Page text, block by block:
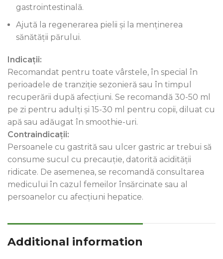
gastrointestinală.
Ajută la regenerarea pielii și la menținerea
sănătății părului.
Indicații:
Recomandat pentru toate vârstele, în special în
perioadele de tranziție sezonieră sau în timpul
recuperării după afecțiuni. Se recomandă 30-50 ml
pe zi pentru adulți și 15-30 ml pentru copii, diluat cu
apă sau adăugat în smoothie-uri.
Contraindicații:
Persoanele cu gastrită sau ulcer gastric ar trebui să
consume sucul cu precauție, datorită acidității
ridicate. De asemenea, se recomandă consultarea
medicului în cazul femeilor însărcinate sau al
persoanelor cu afecțiuni hepatice.
Additional information